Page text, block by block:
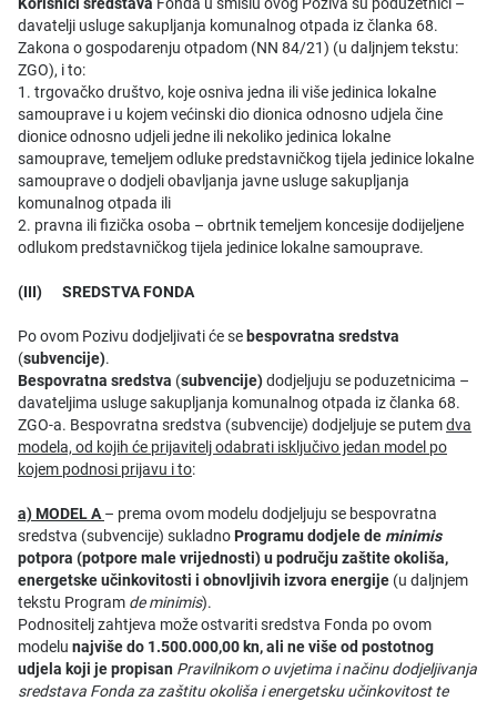
davatelji usluge sakupljanja komunalnog otpada iz članka 68.
Zakona o gospodarenju otpadom (NN 84/21) (u daljnjem tekstu:
ZGO), i to:
1. trgovačko društvo, koje osniva jedna ili više jedinica lokalne
samouprave i u kojem većinski dio dionica odnosno udjela čine
dionice odnosno udjeli jedne ili nekoliko jedinica lokalne
samouprave, temeljem odluke predstavničkog tijela jedinice lokalne
samouprave o dodjeli obavljanja javne usluge sakupljanja
komunalnog otpada ili
2. pravna ili fizička osoba – obrtnik temeljem koncesije dodijeljene
odlukom predstavničkog tijela jedinice lokalne samouprave.
(III) SREDSTVA FONDA
Po ovom Pozivu dodjeljivati će se bespovratna sredstva
(subvencije).
Bespovratna sredstva (subvencije)dodjeljuju se poduzetnicima –
davateljima usluge sakupljanja komunalnog otpada iz članka 68.
ZGO-a. Bespovratna sredstva (subvencije) dodjeljuje se putemdva
modela, od kojih će prijavitelj odabrati isključivo jedan model po
kojem podnosi prijavu i to:
a) MODEL A – prema ovom modelu dodjeljuju se bespovratna
sredstva (subvencije) sukladnoProgramu dodjele de minimis
potpora (potpore male vrijednosti) u području zaštite okoliša,
energetske učinkovitosti i obnovljivih izvora energije (u daljnjem
tekstu Program de minimis).
Podnositelj zahtjeva može ostvariti sredstva Fonda po ovom
modelu najviše do 1.500.000,00 kn, ali ne više od postotnog
udjela koji je propisan Pravilnikom o uvjetima i načinu dodjeljivanja
sredstava Fonda za zaštitu okoliša i energetsku učinkovitost te